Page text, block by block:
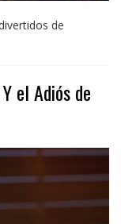
de
el Adiós de